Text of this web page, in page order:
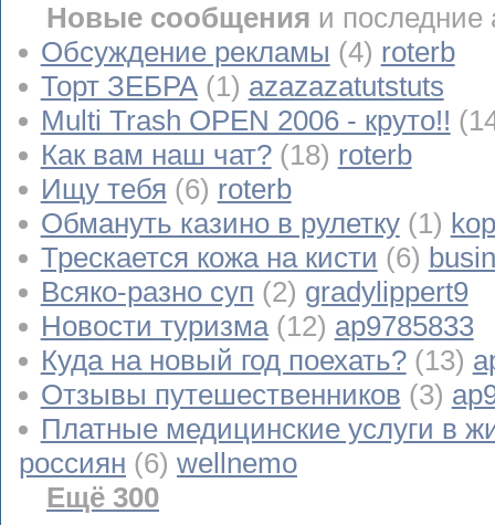
Новые сообщения и последние
Обсуждение рекламы (4) roterb
Торт ЗЕБРА (1) azazazatutstuts
Multi Trash OPEN 2006 - круто!!
Как вам наш чат? (18) roterb
Ищу тебя (6) roterb
Обмануть казино в рулетку (1)
Трескается кожа на кисти (6)
Всяко-разно суп (2) gradylippert9
Новости туризма (12) ap9785833
Куда на новый год поехать? (13)
Отзывы путешественников (3)
Платные медицинские услуги в
россиян (6) wellnemo
Ещё 300